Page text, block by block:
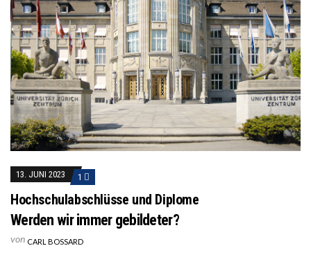
13. JUNI 2023 1
Hochschulabschlüsse und Diplome
Werden wir immer gebildeter?
von CARL BOSSARD